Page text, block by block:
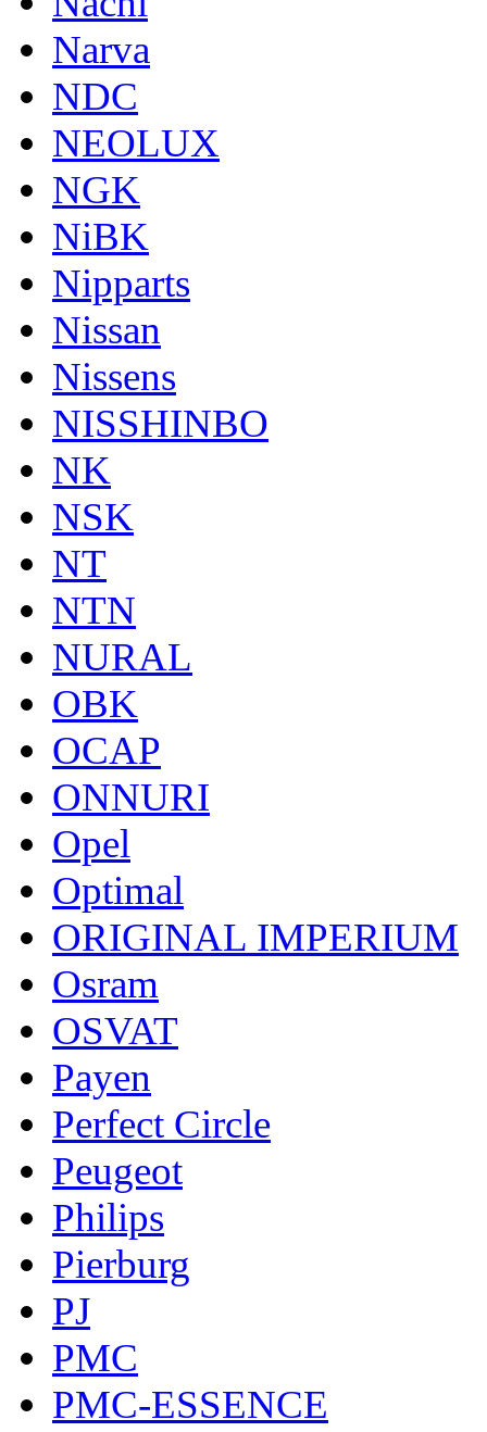
Narva
NDC
NEOLUX
NGK
NiBK
Nipparts
Nissan
Nissens
NISSHINBO
NK
NSK
NT
NTN
NURAL
OBK
OCAP
ONNURI
Opel
Optimal
ORIGINAL IMPERIUM
Osram
OSVAT
Payen
Perfect Circle
Peugeot
Philips
Pierburg
PJ
PMC
PMC-ESSENCE